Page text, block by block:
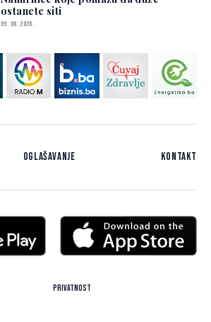
ostanete siti
09. 08. 2026.
Oglašavanje Kontakt
Privatnost